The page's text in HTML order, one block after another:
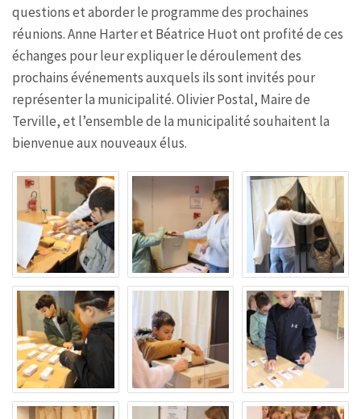
questions et aborder le programme des prochaines
réunions. Anne Harter et Béatrice Huot ont profité de ces
échanges pour leur expliquer le déroulement des
prochains événements auxquels ils sont invités pour
représenter la municipalité. Olivier Postal, Maire de
Terville, et l’ensemble de la municipalité souhaitent la
bienvenue aux nouveaux élus.